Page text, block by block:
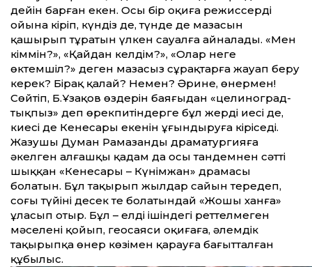
дейін барған екен. Осы бір оқиға режиссердің
ойына кіріп, күндіз де, түнде де мазасын
қашырып тұратын үлкен сауалға айналады. «Мен
кіммін?», «Қайдан келдім?», «Олар неге
өктемшіл?» деген мазасыз сұрақтарға жауап беру
керек? Бірақ қалай? Немен? Әрине, өнермен!
Сөйтіп, Б.Ұзақов өздерін баяғыдан «целиноград­
тықпыз» деп өрекпитіндерге бұл жердің иесі де,
киесі де Кенесары екенін ұғындыруға кіріседі.
Жазушы Думан Рамазанды драматургияға
әкелген алғашқы қадам да осы тандемнен сәт­ті
шыққан «Кенесары – Күнімжан» драмасы
болатын. Бұл тақырып жылдар сайын тереңдеп,
соңғы түйіні десек те болатындай «Жошы ханға»
ұласып отыр. Бұл – елдің ішіндегі рет­телмеген
мәселені қойып, геосаяси оқиғаға, әлемдік
тақырыпқа өнер көзімен қарауға бағыт­талған
құбылыс.